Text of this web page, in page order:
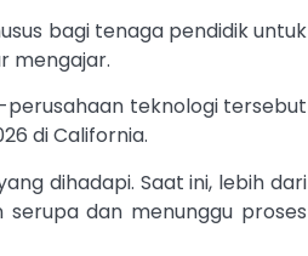
bagi tenaga pendidik untuk
mengajar.
perusahaan teknologi tersebut
di California.
dihadapi. Saat ini, lebih dari
serupa dan menunggu proses